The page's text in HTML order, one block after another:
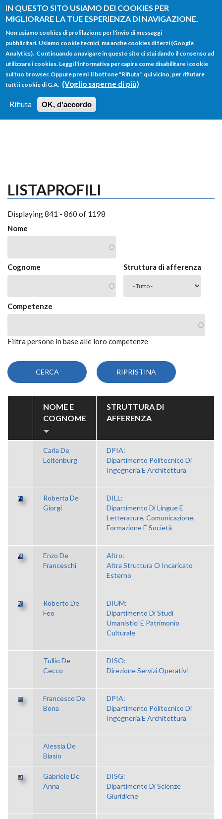
IN QUESTO SITO USIAMO DEI COOKIES PER
MIGLIORARE LA TUE ESPERIENZA DI NAVIGAZIONE.
Non usiamo cookies di profilazione per l'invio di messaggi
pubblicitari. Usiamo cookie tecnici, ma anche cookies di terzi (Google
Analytics). Continuando a navigare in questo sito ci stai dando il consenso ad
utilizzare i cookies. Leggi l'informativa per capire come disabilitare i cookie
sul tuo browser. Oppure premi il bottone "Rifiuta", qui vicino, per rifiutare
tutti i cookie di G.A. (Voglio saperne di più)
Rifiuta OK, d'accordo
Salta al contenuto principale
FORM
DI
RICERCA
Main menu
HOME TUTTI I PROFILI
LOGIN
LISTAPROFILI
Displaying 841 - 860 of 1198
Nome
Cognome Struttura di afferenza
Competenze
Filtra persone in base alle loro competenze
NOME E
COGNOME
STRUTTURA DI
AFFERENZA
Carla De
Leitenburg
DPIA:
Dipartimento Politecnico Di
Ingegneria E Architettura
Roberta De
Giorgi
DILL:
Dipartimento Di Lingue E
Letterature, Comunicazione,
Formazione E Società
Enzo De
Franceschi
Altro:
Altra Struttura O Incaricato
Esterno
Roberto De
Feo
DIUM:
Dipartimento Di Studi
Umanistici E Patrimonio
Culturale
Tullio De
Cecco
DISO:
Direzione Servizi Operativi
Francesco De
Bona
DPIA:
Dipartimento Politecnico Di
Ingegneria E Architettura
Alessia De
Biasio
Gabriele De
Anna
DISG:
Dipartimento Di Scienze
Giuridiche